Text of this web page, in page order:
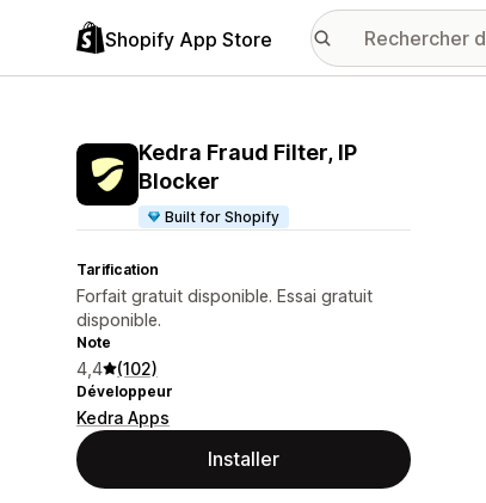
Shopify App Store
Kedra Fraud Filter, IP
Blocker
Built for Shopify
Tarification
Forfait gratuit disponible. Essai gratuit
disponible.
Note
4,4 (102)
Développeur
Kedra Apps
Installer